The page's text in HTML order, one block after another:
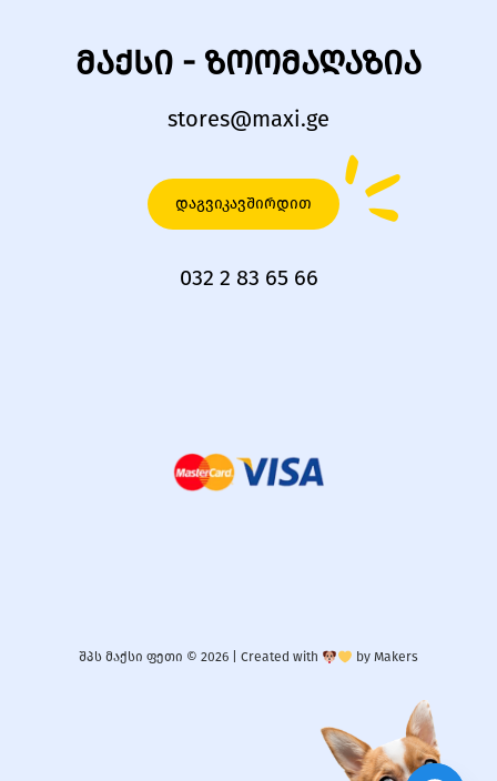
მაქსი - ზოომაღაზია
stores@maxi.ge
დაგვიკავშირდით
032 2 83 65 66
შპს მაქსი ფეთი © 2026 | Created with by Makers